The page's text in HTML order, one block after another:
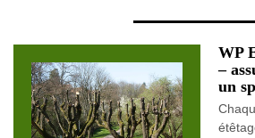
WP
–
un